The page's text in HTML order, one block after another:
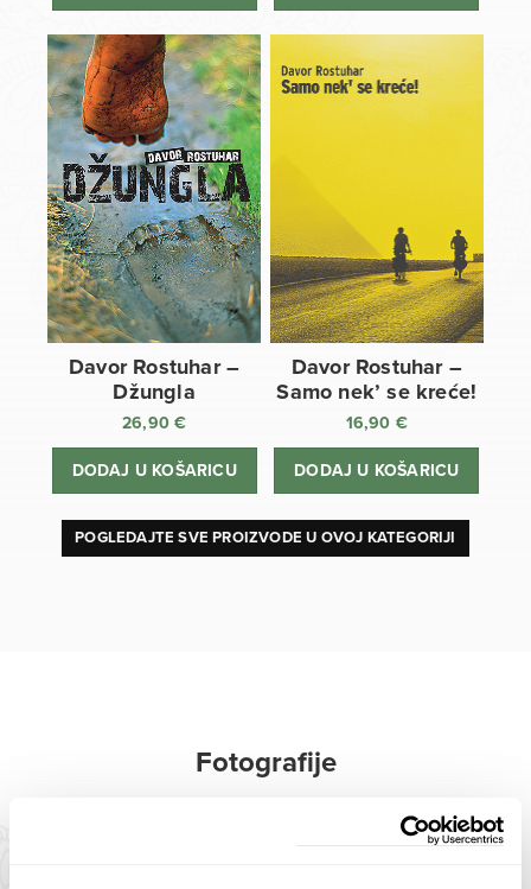
Davor Rostuhar –
Džungla
26,90€
DODAJ U KOŠARICU
Davor Rostuhar –
Samo nek’ se kreće!
16,90 €
DODAJ U KOŠARICU
POGLEDAJTE SVE PROIZVODE U OVOJ KATEGORIJI
Fotografije